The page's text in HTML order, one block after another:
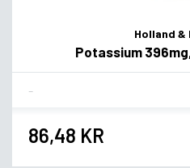
Holland
Potassium
86,48 KR